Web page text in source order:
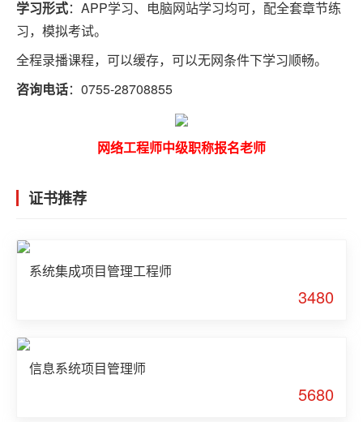
学习形式：APP学习、电脑网站学习均可，配全套章节练
习，模拟考试。
全程录播课程，可以缓存，可以无网条件下学习顺畅。
咨询电话：0755-28708855
网络工程师中级职称报名老师
证书推荐
系统集成项目管理工程师
3480
信息系统项目管理师
5680